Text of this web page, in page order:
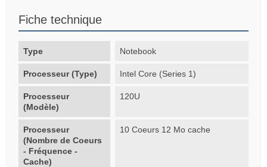
Fiche technique
Type Notebook
Processeur (Type) Intel Core (Series 1)
Processeur
(Modèle)
120U
Processeur
(Nombre de Coeurs
- Fréquence -
Cache)
10 Coeurs 12 Mo cache